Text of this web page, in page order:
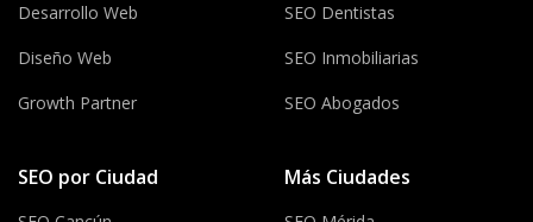
Desarrollo Web
Diseño Web
Growth Partner
SEO Dentistas
SEO Inmobiliarias
SEO Abogados
SEO por Ciudad Más Ciudades